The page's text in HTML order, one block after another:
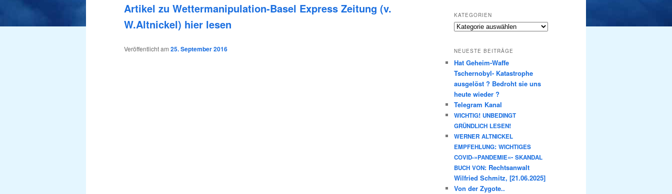
Arti­kel zu Wet­ter­ma­ni­pu­la­ti­on-Basel Express Zei­tung (v.
W.Altnickel) hier lesen
Veröffentlicht am 25. September 2016
KATEGORIEN
Kategorien
NEUESTE BEITRÄGE
Hat Geheim-Waffe
Tschernobyl- Katastrophe
ausgelöst ? Bedroht sie uns
heute wieder ?
Telegram Kanal
WICHTIG! UNBEDINGT
GRÜNDLICH LESEN!
WERNER ALTNICKEL
EMPFEHLUNG: WICHTIGES
COVID-»PANDEMIE«- SKANDAL
BUCH VON: Rechtsanwalt
Wilfried Schmitz, [21.06.2025]
Von der Zygote..